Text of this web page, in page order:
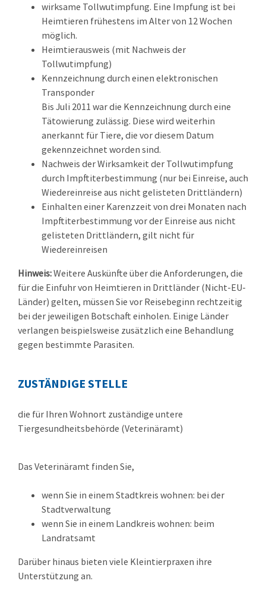
wirksame Tollwutimpfung. Eine Impfung ist bei
Heimtieren frühestens im Alter von 12 Wochen
möglich.
Heimtierausweis (mit Nachweis der
Tollwutimpfung)
Kennzeichnung durch einen elektronischen
Transponder
Bis Juli 2011 war die Kennzeichnung durch eine
Tätowierung zulässig. Diese wird weiterhin
anerkannt für Tiere, die vor diesem Datum
gekennzeichnet worden sind.
Nachweis der Wirksamkeit der Tollwutimpfung
durch Impftiterbestimmung (nur bei Einreise, auch
Wiedereinreise aus nicht gelisteten Drittländern)
Einhalten einer Karenzzeit von drei Monaten nach
Impftiterbestimmung vor der Einreise aus nicht
gelisteten Drittländern, gilt nicht für
Wiedereinreisen
Hinweis:Weitere Auskünfte über die Anforderungen, die
für die Einfuhr von Heimtieren in Drittländer (Nicht-EU-
Länder) gelten, müssen Sie vor Reisebeginn rechtzeitig
bei der jeweiligen Botschaft einholen. Einige Länder
verlangen beispielsweise zusätzlich eine Behandlung
gegen bestimmte Parasiten.
ZUSTÄNDIGE STELLE
die für Ihren Wohnort zuständige untere
Tiergesundheitsbehörde (Veterinäramt)
Das Veterinäramt finden Sie,
wenn Sie in einem Stadtkreis wohnen: bei der
Stadtverwaltung
wenn Sie in einem Landkreis wohnen: beim
Landratsamt
Darüber hinaus bieten viele Kleintierpraxen ihre
Unterstützung an.